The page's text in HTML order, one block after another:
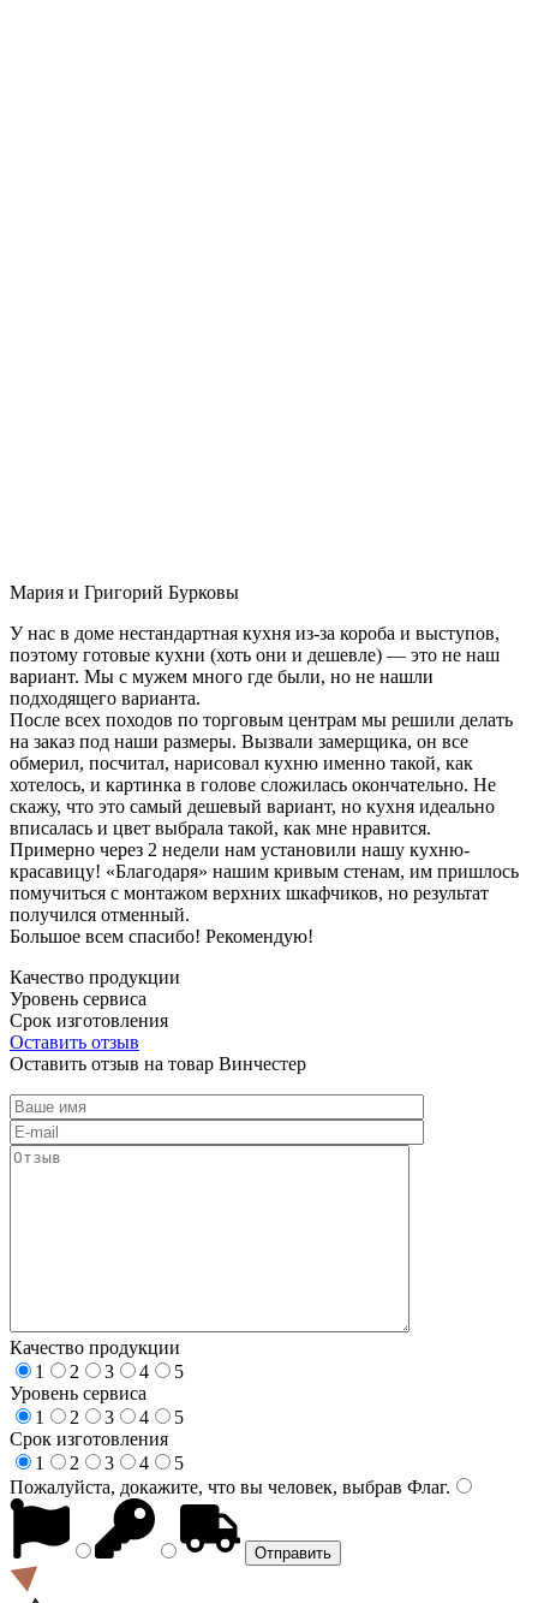
Мария и Григорий Бурковы
У нас в доме нестандартная кухня из-за короба и выступов,
поэтому готовые кухни (хоть они и дешевле) — это не наш
вариант. Мы с мужем много где были, но не нашли
подходящего варианта.
После всех походов по торговым центрам мы решили делать
на заказ под наши размеры. Вызвали замерщика, он все
обмерил, посчитал, нарисовал кухню именно такой, как
хотелось, и картинка в голове сложилась окончательно. Не
скажу, что это самый дешевый вариант, но кухня идеально
вписалась и цвет выбрала такой, как мне нравится.
Примерно через 2 недели нам установили нашу кухню-
красавицу! «Благодаря» нашим кривым стенам, им пришлось
помучиться с монтажом верхних шкафчиков, но результат
получился отменный.
Большое всем спасибо! Рекомендую!
Качество продукции
Уровень сервиса
Срок изготовления
Оставить отзыв
Оставить отзыв на товар Винчестер
Качество продукции
1
2 3 4
5
Уровень сервиса
1
2 3 4
5
Срок изготовления
1
2 3 4
5
Пожалуйста, докажите, что вы человек, выбрав Флаг.